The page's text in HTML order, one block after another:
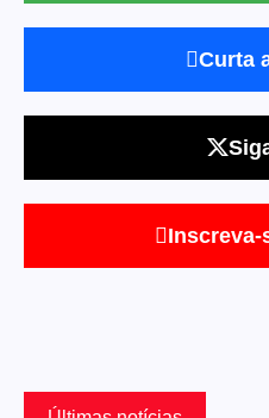
Curta
Inscreva-